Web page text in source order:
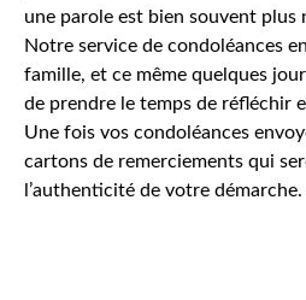
une parole est bien souvent plus
Notre service de condoléances
famille, et ce même quelques
de prendre le temps de réfléchir
Une fois vos condoléances
cartons de remerciements qui
l’authenticité de votre démarche.